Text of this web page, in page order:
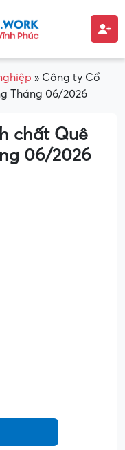
» Công ty Cổ
Tháng 06/2026
chất Quê
06/2026